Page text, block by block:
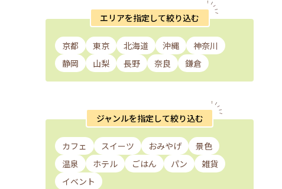
エリアを指定して絞り込む
京都 東京 北海道 沖縄
神奈川
静岡
山梨 長野 奈良 鎌倉
ジャンルを指定して絞り込む
カフェ スイーツ おみやげ
景色
温泉
ホテル ごはん パン
雑貨
イベント